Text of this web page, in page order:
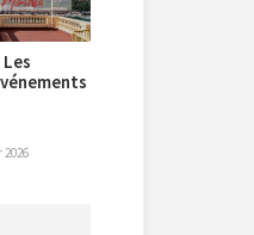
2026